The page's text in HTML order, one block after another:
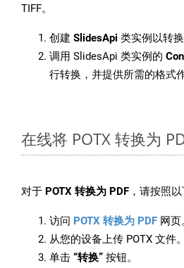
TIFF。
创建 SlidesApi 类实例以转
调用 SlidesApi 类实例的
行转换，并提供所需的格式
在线将 POTX 转换为
对于 POTX 转换为 PDF ，请按照
访问 POTX 转换为 PDF 网页
从您的设备上传 POTX 文件。
单击 “转换” 按钮。